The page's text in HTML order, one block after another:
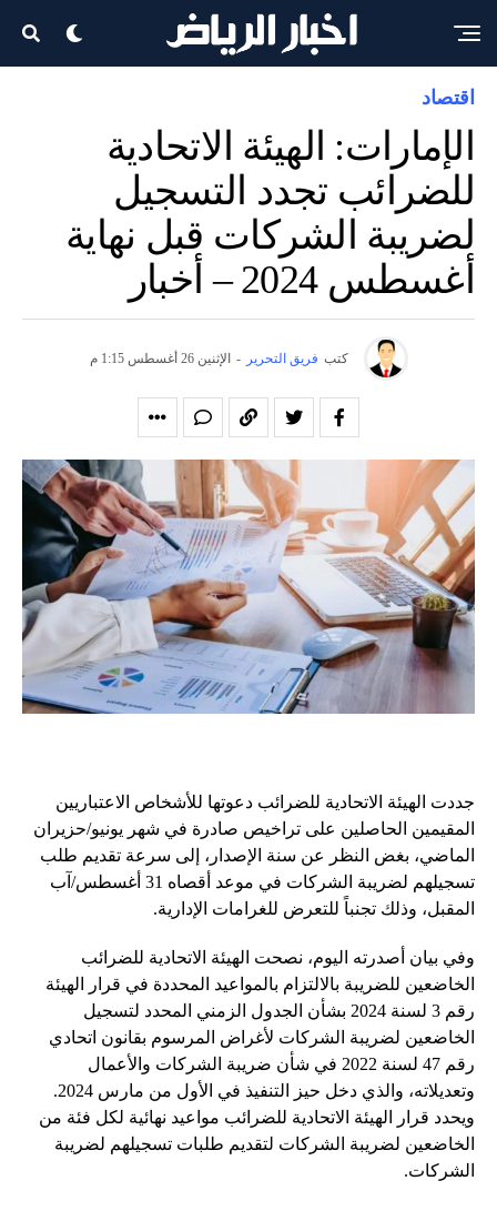
اقتصاد
الإمارات: الهيئة الاتحادية
للضرائب تجدد التسجيل
لضريبة الشركات قبل نهاية
أغسطس 2024 – أخبار
كتب فريق التحرير - الإثنين 26 أغسطس 1:15 م
جددت الهيئة الاتحادية للضرائب دعوتها للأشخاص الاعتباريين
المقيمين الحاصلين على تراخيص صادرة في شهر يونيو/حزيران
الماضي، بغض النظر عن سنة الإصدار، إلى سرعة تقديم طلب
تسجيلهم لضريبة الشركات في موعد أقصاه 31 أغسطس/آب
المقبل، وذلك تجنباً للتعرض للغرامات الإدارية.
وفي بيان أصدرته اليوم، نصحت الهيئة الاتحادية للضرائب
الخاضعين للضريبة بالالتزام بالمواعيد المحددة في قرار الهيئة
رقم 3 لسنة 2024 بشأن الجدول الزمني المحدد لتسجيل
الخاضعين لضريبة الشركات لأغراض المرسوم بقانون اتحادي
رقم 47 لسنة 2022 في شأن ضريبة الشركات والأعمال
وتعديلاته، والذي دخل حيز التنفيذ في الأول من مارس 2024.
ويحدد قرار الهيئة الاتحادية للضرائب مواعيد نهائية لكل فئة من
الخاضعين لضريبة الشركات لتقديم طلبات تسجيلهم لضريبة
الشركات.